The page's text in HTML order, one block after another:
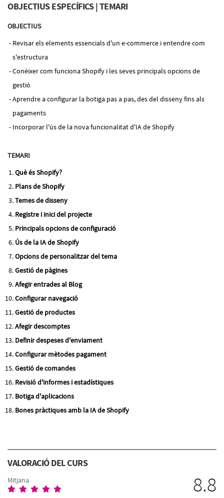
OBJECTIUS ESPECÍFICS | TEMARI
OBJECTIUS
Revisar els elements essencials d'un e-commerce i entendre com
s'estructura
Conèixer com funciona Shopify i les seves principals opcions de
gestió
Aprendre a configurar la botiga pas a pas, des del disseny fins als
pagaments
Incorporar l'ús de la nova funcionalitat d'IA de Shopify
TEMARI
Què és Shopify?
Plans de Shopify
Temes de disseny
Registre i inici del projecte
Principals opcions de configuració
Ús de la IA de Shopify
Opcions de personalitzar del tema
Gestió de pàgines
Afegir entrades al Blog
Configurar navegació
Gestió de productes
Afegir descomptes
Definir despeses d'enviament
Configurar mètodes pagament
Gestió de comandes
Revisió d'informes i estadístiques
Botiga d'aplicacions
Bones pràctiques amb la IA de Shopify
VALORACIÓ DEL CURS
Mitjana 8.8